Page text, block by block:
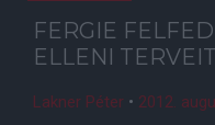
FERGIE
ELLENI TERVEIT
Lakner Péter • 2012.